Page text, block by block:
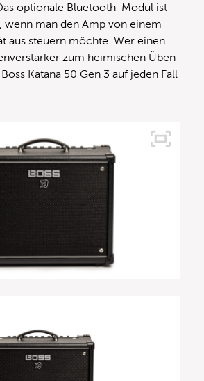
optionale Bluetooth-Modul ist
wenn man den Amp von einem
aus steuern möchte. Wer einen
zum heimischen Üben
Katana 50 Gen 3 auf jeden Fall